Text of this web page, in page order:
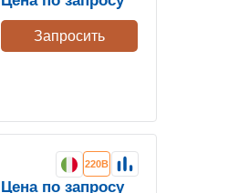
Запросить
220В
Цена по запросу